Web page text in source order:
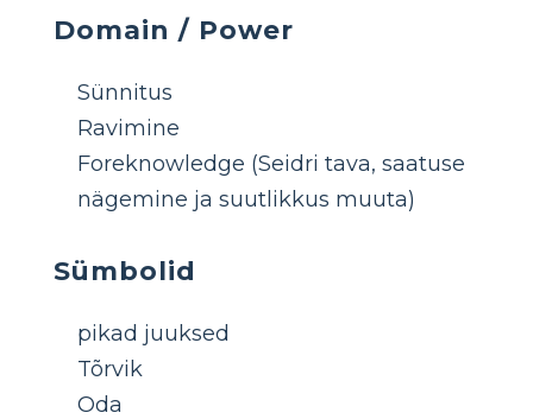
Domain / Power
Sünnitus
Ravimine
Foreknowledge (Seidri tava, saatuse
nägemine ja suutlikkus muuta)
Sümbolid
pikad juuksed
Tõrvik
Oda